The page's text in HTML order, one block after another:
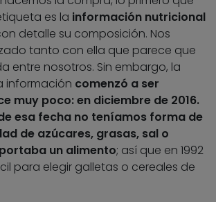
es la información nutricional
detalle su composición. Nos
tanto con ella que parece que
entre nosotros. Sin embargo, la
información comenzó a ser
muy poco: en diciembre de 2016.
esa fecha no teníamos forma de
de azúcares, grasas, sal o
un alimento; así que en 1992
para elegir galletas o cereales de